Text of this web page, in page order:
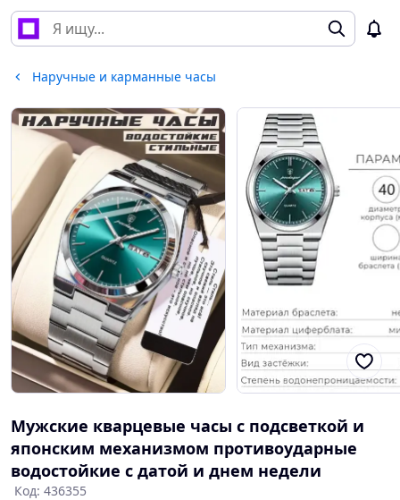
Наручные и карманные часы
Мужские кварцевые часы с подсветкой и
японским механизмом противоударные
водостойкие с датой и днем недели
Код: 436355